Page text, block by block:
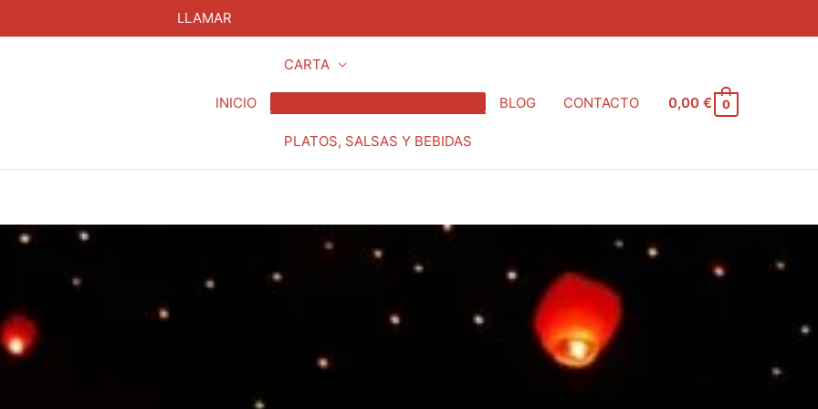
LLAMAR
INICIO
CARTA
PLATOS, SALSAS Y BEBIDAS
BLOG CONTACTO 0,00 € 0